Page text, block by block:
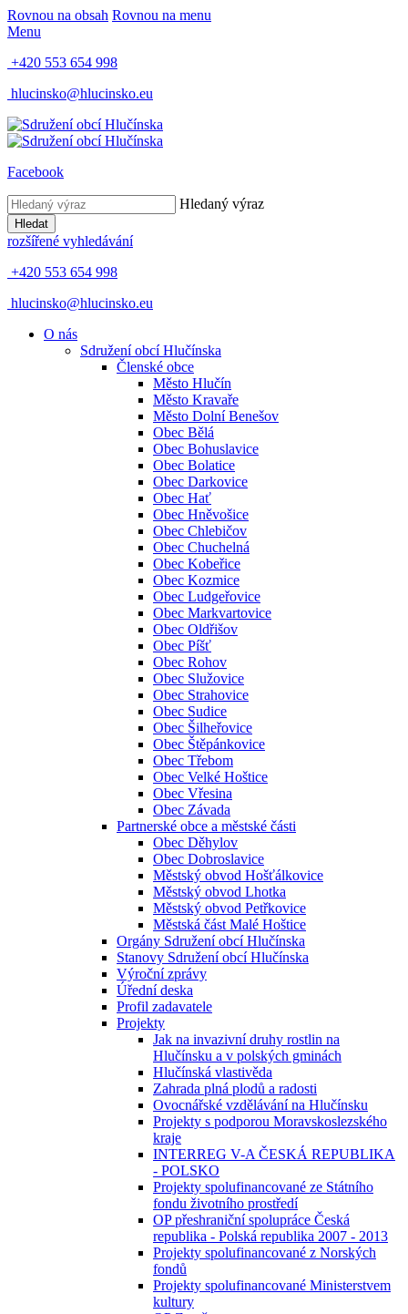
Rovnou na obsah Rovnou na menu
Menu
+420 553 654 998
hlucinsko@hlucinsko.eu
Facebook
Hledaný výraz
Hledat
rozšířené vyhledávání
+420 553 654 998
hlucinsko@hlucinsko.eu
O nás
Sdružení obcí Hlučínska
Členské obce
Město Hlučín
Město Kravaře
Město Dolní Benešov
Obec Bělá
Obec Bohuslavice
Obec Bolatice
Obec Darkovice
Obec Hať
Obec Hněvošice
Obec Chlebičov
Obec Chuchelná
Obec Kobeřice
Obec Kozmice
Obec Ludgeřovice
Obec Markvartovice
Obec Oldřišov
Obec Píšť
Obec Rohov
Obec Služovice
Obec Strahovice
Obec Sudice
Obec Šilheřovice
Obec Štěpánkovice
Obec Třebom
Obec Velké Hoštice
Obec Vřesina
Obec Závada
Partnerské obce a městské části
Obec Děhylov
Obec Dobroslavice
Městský obvod Hošťálkovice
Městský obvod Lhotka
Městský obvod Petřkovice
Městská část Malé Hoštice
Orgány Sdružení obcí Hlučínska
Stanovy Sdružení obcí Hlučínska
Výroční zprávy
Úřední deska
Profil zadavatele
Projekty
Jak na invazivní druhy rostlin na
Hlučínsku a v polských gminách
Hlučínská vlastivěda
Zahrada plná plodů a radosti
Ovocnářské vzdělávání na Hlučínsku
Projekty s podporou Moravskoslezského
kraje
INTERREG V-A ČESKÁ REPUBLIKA
- POLSKO
Projekty spolufinancované ze Státního
fondu životního prostředí
OP přeshraniční spolupráce Česká
republika - Polská republika 2007 - 2013
Projekty spolufinancované z Norských
fondů
Projekty spolufinancované Ministerstvem
kultury